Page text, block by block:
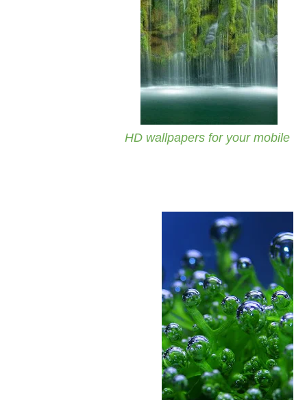
HD wallpapers for your mobile